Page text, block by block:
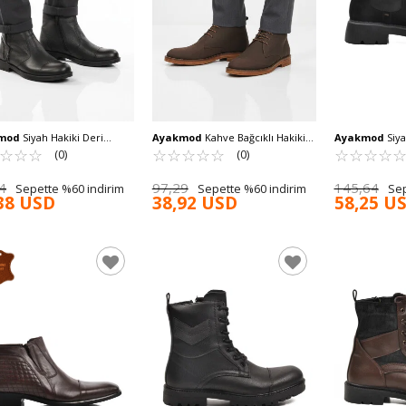
Siyah Hakiki Deri
Soğuğa Dirençli Kaymaz
797 M
☆☆☆
★★★ (0)
Sepette %60 indirim
USD
Ayakmod Kahve Bağcıklı Hakiki
Deri Erkek Klasik Bot Po 235 M
☆☆☆☆☆
★★★★★ (0)
97,29 Sepette %60 indirim
38,92 USD
Ayakmod
Erkek Chelsea
M
☆☆☆☆☆
★★★★★
145,64
58,25